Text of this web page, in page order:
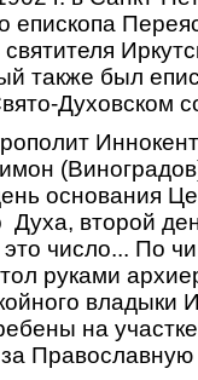
епископа
также был
Духовском
основания
Духа, второй
число... По
руками
владыки
на